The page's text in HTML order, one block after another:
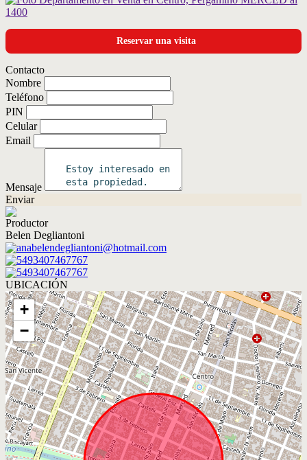
Reservar una visita
Contacto
Nombre
Teléfono
PIN
Celular
Email
Mensaje
Enviar
Productor
Belen Degliantoni
anabelendegliantoni@hotmail.com
5493407467767
5493407467767
UBICACIÓN
+
−